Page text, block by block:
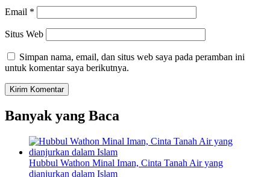
Email *
Situs Web
Simpan nama, email, dan situs web saya pada peramban ini
untuk komentar saya berikutnya.
Banyak yang Baca
Hubbul Wathon Minal Iman, Cinta Tanah Air yang
dianjurkan dalam Islam